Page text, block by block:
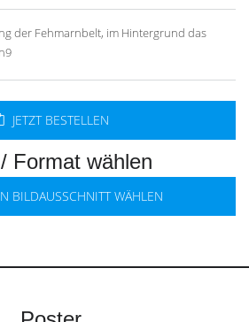
der Fehmarnbelt, im Hintergrund das
JETZT BESTELLEN
Format wählen
BILDAUSSCHNITT WÄHLEN